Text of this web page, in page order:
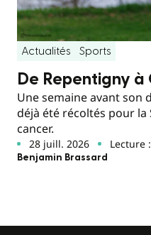
Actualités Sports
De Repentigny
Une semaine avant son
déjà été récoltés pour la
cancer.
28 juill. 2026 Lecture
Benjamin Brassard